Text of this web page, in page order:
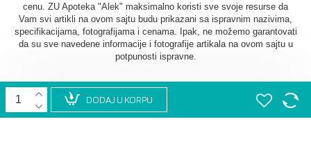
DODAJ U KORPU
cenu. ZU Apoteka "Alek" maksimalno koristi sve svoje resurse da
Vam svi artikli na ovom sajtu budu prikazani sa ispravnim nazivima,
specifikacijama, fotografijama i cenama. Ipak, ne možemo garantovati
da su sve navedene informacije i fotografije artikala na ovom sajtu u
potpunosti ispravne.
2026. AU Apoteka "Alek". Sva prava zadržana. Softverska